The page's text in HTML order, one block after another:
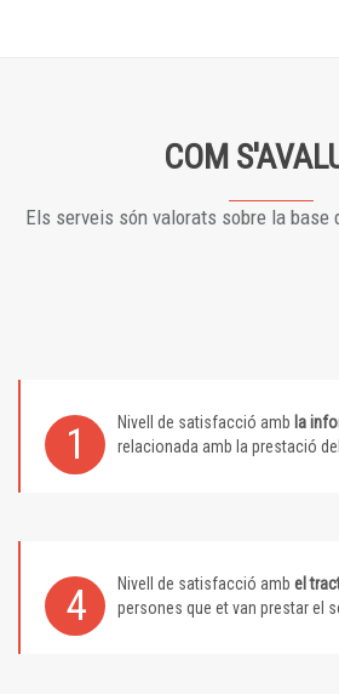
COM
Els serveis són valorats sobre la base
1 Nivell de satisfacció amb la
relacionada amb la prestació
4 Nivell de satisfacció amb el
persones que et van prestar el